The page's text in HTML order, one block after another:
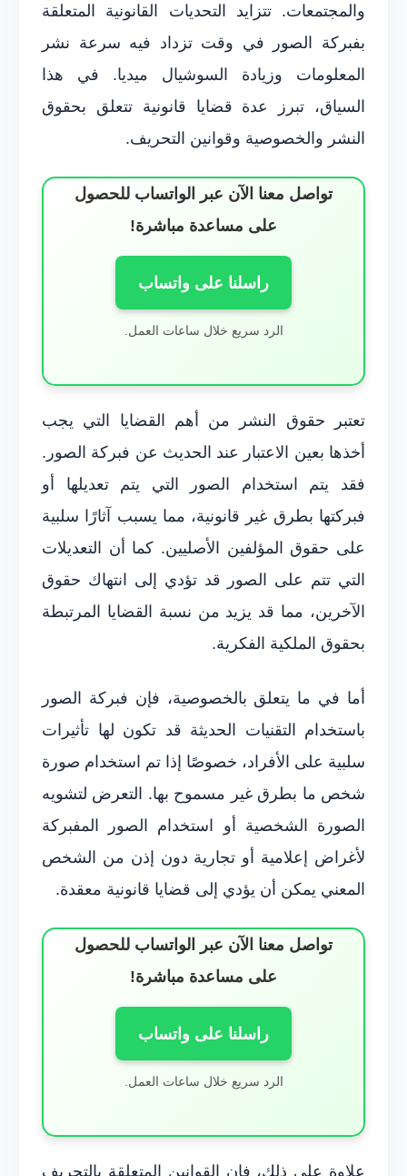
والمجتمعات. تتزايد التحديات القانونية المتعلقة
بفبركة الصور في وقت تزداد فيه سرعة نشر
المعلومات وزيادة السوشيال ميديا. في هذا
السياق، تبرز عدة قضايا قانونية تتعلق بحقوق
النشر والخصوصية وقوانين التحريف.
تواصل معنا الآن عبر الواتساب للحصول
على مساعدة مباشرة!
راسلنا على واتساب
الرد سريع خلال ساعات العمل.
تعتبر حقوق النشر من أهم القضايا التي يجب
أخذها بعين الاعتبار عند الحديث عن فبركة الصور.
فقد يتم استخدام الصور التي يتم تعديلها أو
فبركتها بطرق غير قانونية، مما يسبب آثارًا سلبية
على حقوق المؤلفين الأصليين. كما أن التعديلات
التي تتم على الصور قد تؤدي إلى انتهاك حقوق
الآخرين، مما قد يزيد من نسبة القضايا المرتبطة
بحقوق الملكية الفكرية.
أما في ما يتعلق بالخصوصية، فإن فبركة الصور
باستخدام التقنيات الحديثة قد تكون لها تأثيرات
سلبية على الأفراد، خصوصًا إذا تم استخدام صورة
شخص ما بطرق غير مسموح بها. التعرض لتشويه
الصورة الشخصية أو استخدام الصور المفبركة
لأغراض إعلامية أو تجارية دون إذن من الشخص
المعني يمكن أن يؤدي إلى قضايا قانونية معقدة.
تواصل معنا الآن عبر الواتساب للحصول
على مساعدة مباشرة!
راسلنا على واتساب
الرد سريع خلال ساعات العمل.
علاوة على ذلك، فإن القوانين المتعلقة بالتحريف